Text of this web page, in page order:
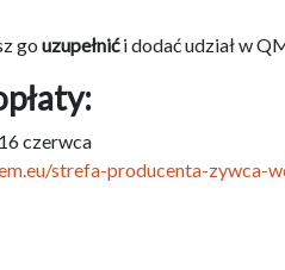
go uzupełnići dodać udział w
czerwca
strefa-producenta-zywca-